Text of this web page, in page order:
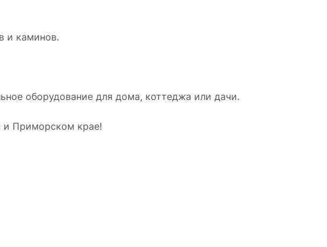
и каминов.
оборудование для дома, коттеджа или дачи.
и Приморском крае!